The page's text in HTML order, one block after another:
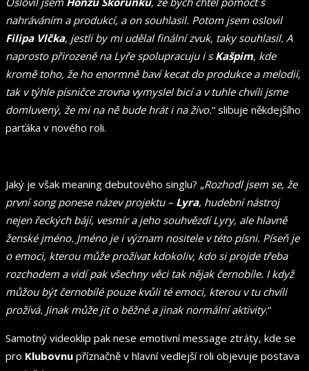
nahráváním a produkcí, a on souhlasil. Potom jsem oslovil
Filipa Vlčka, jestli by mi udělal finální zvuk, taky souhlasil. A
naprosto přirozeně na Lyře spolupracuju i s Kašpim, kde
kromě toho, že ho enormně baví kecat do produkce a melodií,
tak v týhle písničce zrovna vymyslel bicí a v tuhle chvíli jsme
domluvený, že mi na ně bude hrát i na živo.“ slibuje někdejšího
parťáka v nového roli.
Jaký je však meaning debutového singlu? „Rozhodl jsem se, že
první song ponese název projektu – Lyra, hudební nástroj
nejen řeckých bájí, vesmír a jeho souhvězdí Lyry, ale hlavně
ženské jméno. Jméno je i význam nositele v této písni. Píseň je
o emoci, kterou může prožívat kdokoliv, kdo si projde třeba
rozchodem a vidí pak všechny věci tak nějak černobíle. I když
můžou být černobílé pouze kvůli té emoci, kterou v tu chvíli
prožívá. Jinak může jít o běžné a jinak normální aktivity.“
Samotný videoklip pak nese emotivní message ztráty, kde se
pro Klubovnu příznačně v hlavní vedlejší roli objevuje postava